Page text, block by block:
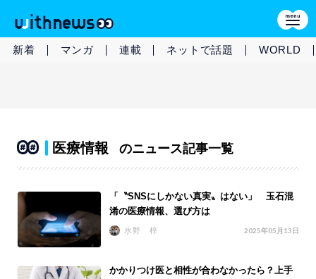
新着 マンガ 連載 ネットで話題 WORLD
医療情報 のニュース記事一覧
「〝SNSにしかない真実〟はない」 玉石混
淆の医療情報、選び方は
水野 梓 2025年05月13日
かかりつけ医と相性が合わなかったら？上手